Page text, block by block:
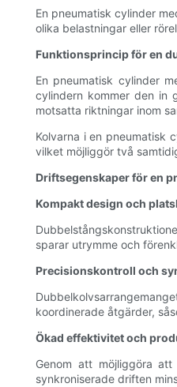
En pneumatisk cylinder
olika belastningar eller
Funktionsprincip för en
En pneumatisk cylinder
cylindern kommer den in
motsatta riktningar inom
Kolvarna i en pneumatisk
vilket möjliggör två
Driftsegenskaper för en
Kompakt design och
sparar utrymme och
Precisionskontroll och
koordinerade åtgärder,
Ökad effektivitet och
Genom att möjliggöra
synkroniserade driften